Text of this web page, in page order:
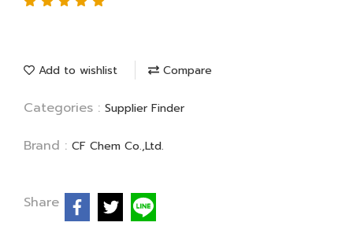
Add to wishlist Compare
Categories : Supplier Finder
Brand : CF Chem Co.,Ltd.
Share